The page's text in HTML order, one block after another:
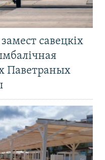
савецкіх
Паветраных